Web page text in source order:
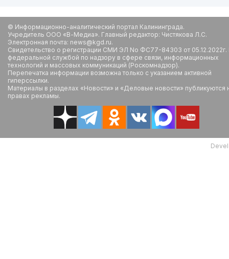
© Информационно-аналитический портал Калининграда.
Учредитель ООО «В-Медиа». Главный редактор: Чистякова Л.С.
Электронная почта: news@kgd.ru.
Свидетельство о регистрации СМИ ЭЛ No ФС77-84303 от
федеральной службой по надзору в сфере связи, информационных
технологий и массовых коммуникаций (Роскомнадзор).
Перепечатка информации возможна только с указанием активной
гиперссылки.
Материалы в разделах «Новости» и «Деловые новости» публикуются
правах рекламы.